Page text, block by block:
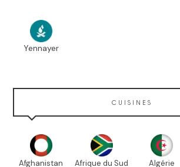
Yennayer
CUISINES
Afghanistan Afrique du Sud Algérie